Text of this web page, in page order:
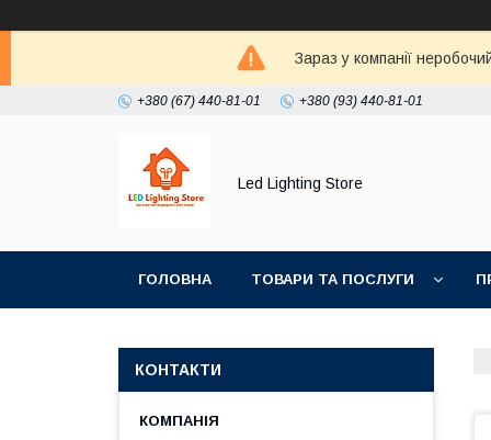
Зараз у компанії
+380 (67) 440-81-01 +380 (93) 440-81-01
Led Lighting Store
ГОЛОВНА ТОВАРИ ТА ПОСЛУГИ
КОНТАКТИ